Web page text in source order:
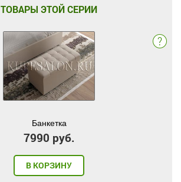
ТОВАРЫ ЭТОЙ СЕРИИ
Банкетка
7990 руб.
В КОРЗИНУ